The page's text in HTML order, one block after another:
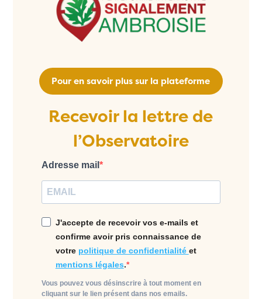
Pour en savoir plus sur la plateforme
Recevoir la lettre de
l’Observatoire
Adresse mail
J'accepte de recevoir vos e-mails et
confirme avoir pris connaissance de
votre politique de confidentialité et
mentions légales.
Vous pouvez vous désinscrire à tout moment en
cliquant sur le lien présent dans nos emails.